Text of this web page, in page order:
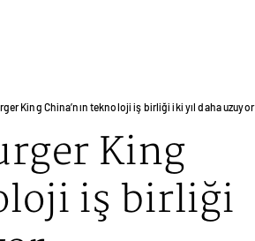
King China’nın teknoloji iş birliği iki yıl daha uzuyor
King
iş birliği